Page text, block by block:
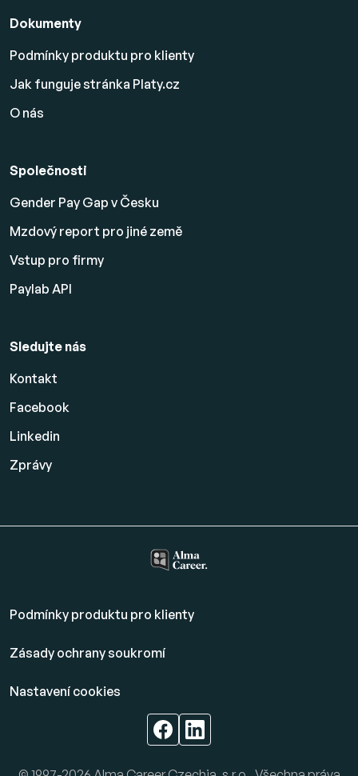
Dokumenty
Podmínky produktu pro klienty
Jak funguje stránka Platy.cz
O nás
Společnosti
Gender Pay Gap v Česku
Mzdový report pro jiné země
Vstup pro firmy
Paylab API
Sledujte nás
Kontakt
Facebook
Linkedin
Zprávy
Podmínky produktu pro klienty
Zásady ochrany soukromí
Nastavení cookies